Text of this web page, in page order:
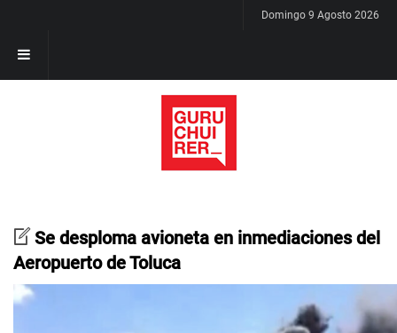
Domingo 9 Agosto 2026
Se desploma avioneta en inmediaciones del
Aeropuerto de Toluca